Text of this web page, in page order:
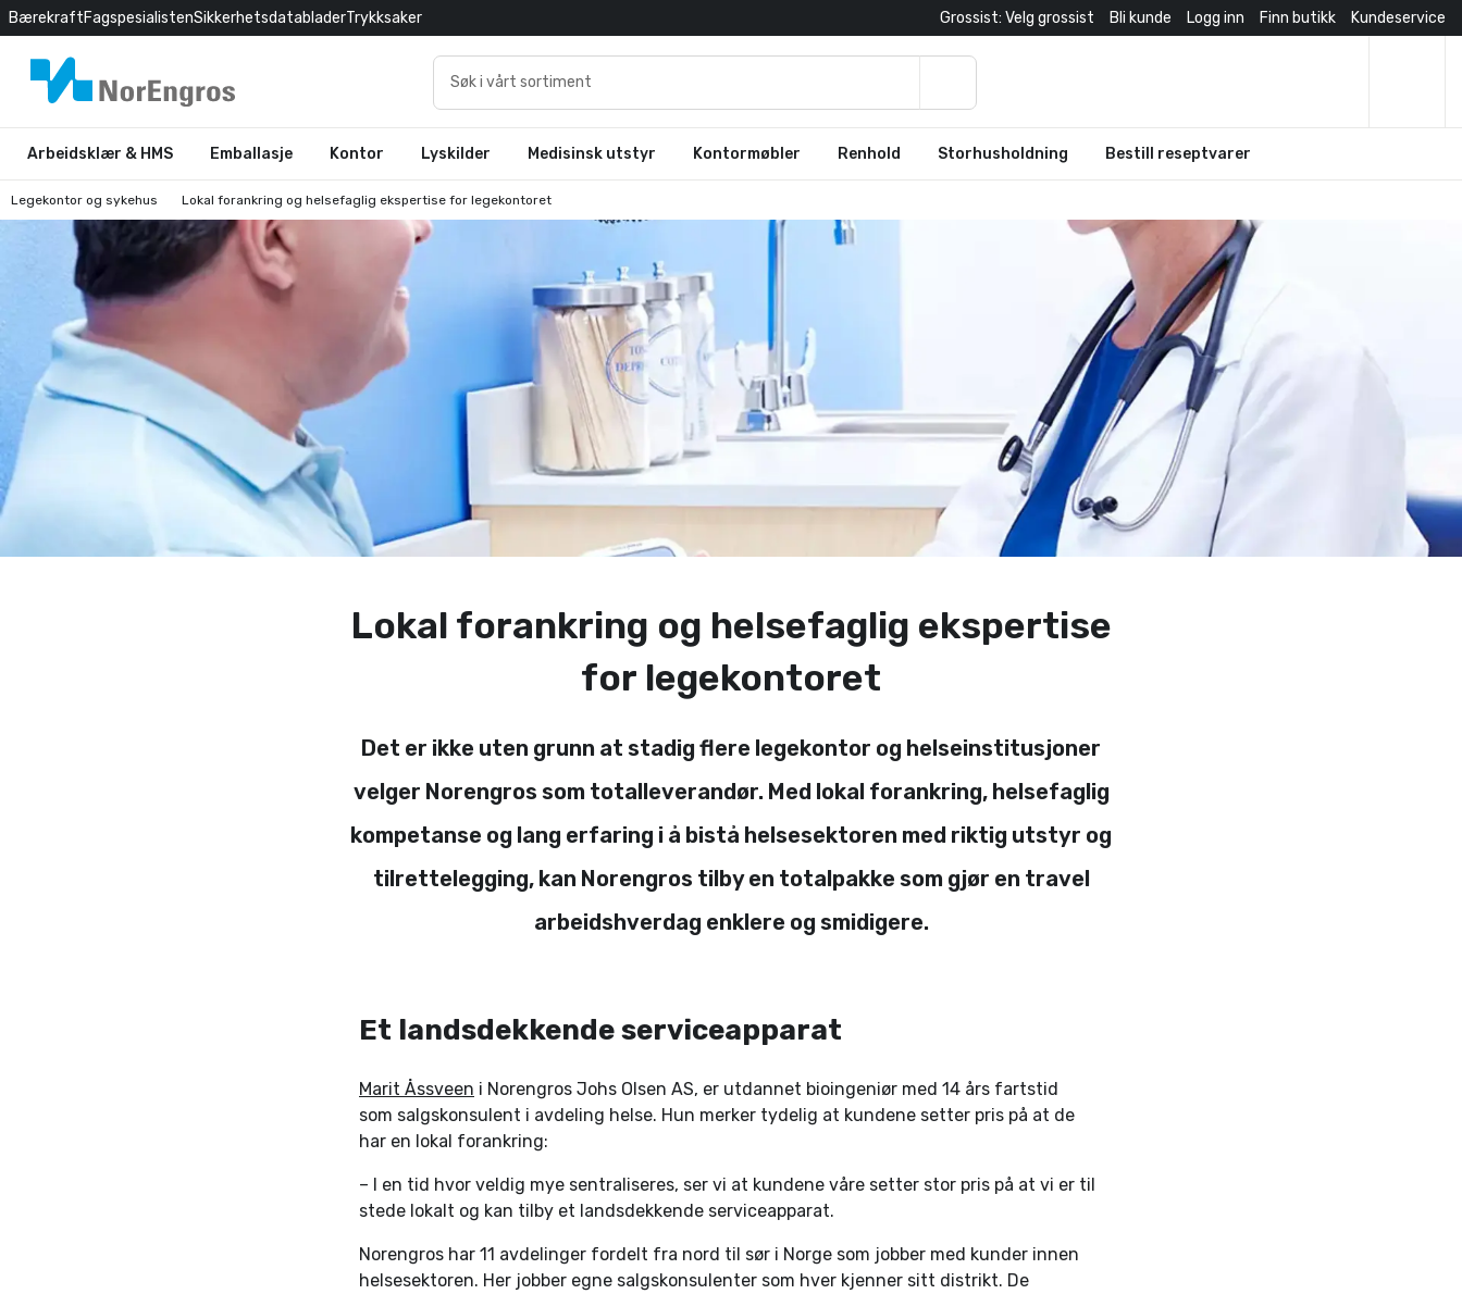
BærekraftFagspesialistenSikkerhetsdatabladerTrykksaker Grossist: Velg grossist Bli kunde Logg inn Finn butikk Kundeservice
Arbeidsklær & HMS Emballasje Kontor Lyskilder Medisinsk utstyr Kontormøbler Renhold Storhusholdning Bestill reseptvarer
Legekontor og sykehus Lokal forankring og helsefaglig ekspertise for legekontoret
Lokal forankring og helsefaglig ekspertise
for legekontoret
Det er ikke uten grunn at stadig flere legekontor og helseinstitusjoner
velger Norengros som totalleverandør. Med lokal forankring, helsefaglig
kompetanse og lang erfaring i å bistå helsesektoren med riktig utstyr og
tilrettelegging, kan Norengros tilby en totalpakke som gjør en travel
arbeidshverdag enklere og smidigere.
Et landsdekkende serviceapparat
Marit Åssveen i Norengros Johs Olsen AS, er utdannet bioingeniør med 14 års fartstid
som salgskonsulent i avdeling helse. Hun merker tydelig at kundene setter pris på at de
har en lokal forankring:
– I en tid hvor veldig mye sentraliseres, ser vi at kundene våre setter stor pris på at vi er til
stede lokalt og kan tilby et landsdekkende serviceapparat.
Norengros har 11 avdelinger fordelt fra nord til sør i Norge som jobber med kunder innen
helsesektoren. Her jobber egne salgskonsulenter som hver kjenner sitt distrikt. De